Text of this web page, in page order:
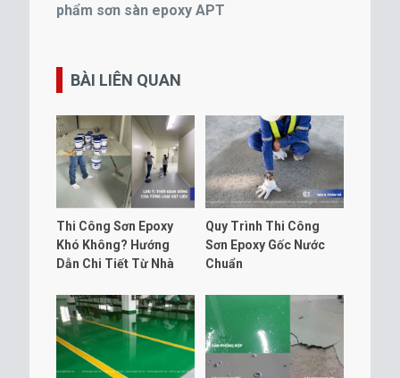
phẩm sơn sàn epoxy APT
BÀI LIÊN QUAN
Thi Công Sơn Epoxy
Khó Không? Hướng
Dẫn Chi Tiết Từ Nhà
Quy Trình Thi Công
Sơn Epoxy Gốc Nước
Chuẩn